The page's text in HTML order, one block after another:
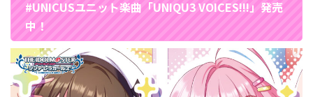
#UNICUSユニット楽曲「UNIQU3 VOICES!!!」発売
中！